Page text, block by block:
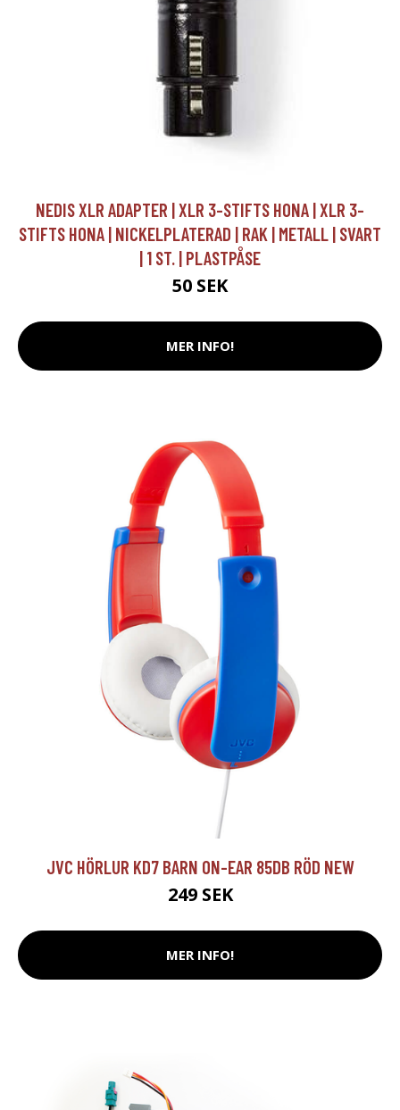
NEDIS XLR ADAPTER | XLR 3-STIFTS HONA | XLR 3-
STIFTS HONA | NICKELPLATERAD | RAK | METALL | SVART
| 1 ST. | PLASTPÅSE
50 SEK
MER INFO!
JVC HÖRLUR KD7 BARN ON-EAR 85DB RÖD NEW
249 SEK
MER INFO!